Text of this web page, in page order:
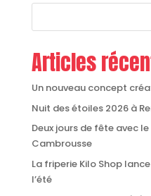
Articles
Un nouveau concept
Nuit des étoiles 2026 à
Deux jours de fête avec
Cambrousse
La friperie Kilo Shop
l’été